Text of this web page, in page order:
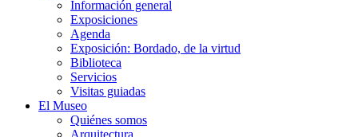
Información general
Exposiciones
Agenda
Exposición: Bordado, de la virtud
Biblioteca
Servicios
Visitas guiadas
El Museo
Quiénes somos
Arquitectura